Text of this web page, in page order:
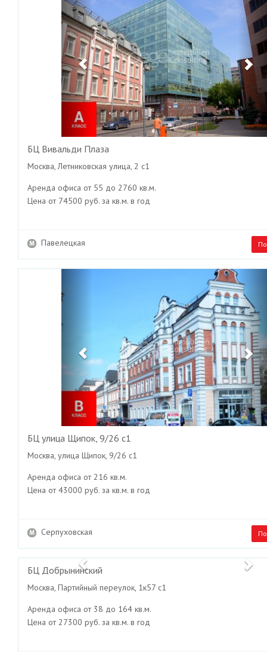
БЦ Вивальди Плаза
Москва, Летниковская улица, 2 с1
Аренда офиса от 55 до 2760 кв.м.
Цена от 74500 руб. за кв.м. в год
Павелецкая
БЦ улица Щипок, 9/26 с1
Москва, улица Щипок, 9/26 с1
Аренда офиса от 216 кв.м.
Цена от 43000 руб. за кв.м. в год
Серпуховская
Previous
БЦ Добрынинский
Москва, Партийный переулок, 1к57 с1
Аренда офиса от 38 до 164 кв.м.
Цена от 27300 руб. за кв.м. в год